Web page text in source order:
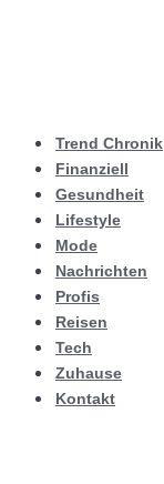
Trend Chronik
Finanziell
Gesundheit
Lifestyle
Mode
Nachrichten
Profis
Reisen
Tech
Zuhause
Kontakt